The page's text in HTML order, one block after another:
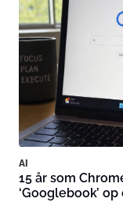
AI
15 år som
‘Googlebook’